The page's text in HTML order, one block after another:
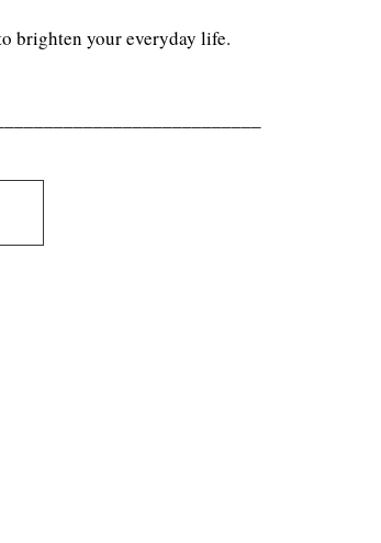
brighten your everyday life.